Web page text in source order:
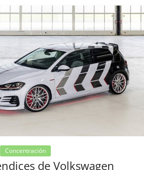
Concentración
de Volkswagen